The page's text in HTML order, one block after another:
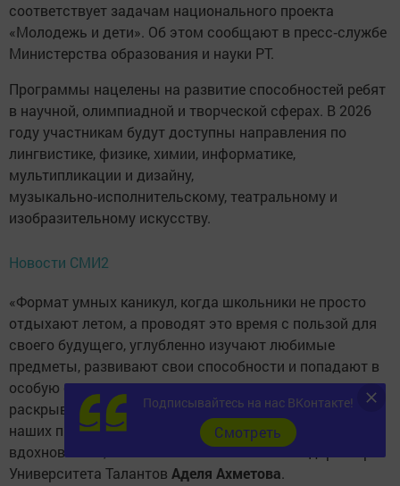
соответствует задачам национального проекта
«Молодежь и дети». Об этом сообщают в пресс‑службе
Министерства образования и науки РТ.
Программы нацелены на развитие способностей ребят
в научной, олимпиадной и творческой сферах. В 2026
году участникам будут доступны направления по
лингвистике, физике, химии, информатике,
мультипликации и дизайну,
музыкально‑исполнительскому, театральному и
изобразительному искусству.
Новости СМИ2
«Формат умных каникул, когда школьники не просто
отдыхают летом, а проводят это время с пользой для
своего будущего, углубленно изучают любимые
предметы, развивают свои способности и попадают в
особую среду единомышленников, которая помогает
раскрывать таланты. Мы стремимся создавать на
наших программах пространство роста, поддержки и
вдохновения», – отметила исполнительный директор
Университета Талантов Аделя Ахметова.
Подписывайтесь на нас ВКонтакте!
Cмотреть